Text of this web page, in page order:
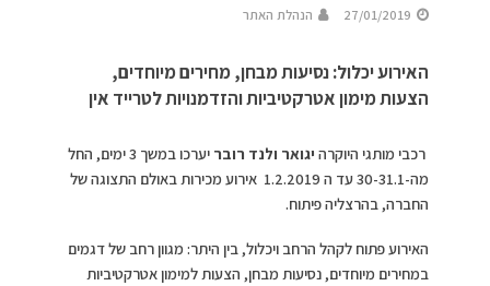
27/01/2019 הנהלת האתר
האירוע יכלול: נסיעות מבחן, מחירים מיוחדים,
הצעות מימון אטרקטיביות והזדמנויות לטרייד אין
רכבי מותגי היוקרה יגואר ולנד רובר
יערכו במשך 3 ימים, החל
מה-30-31.1 עד ה 1.2.2019 אירוע מכירות באולם התצוגה של
החברה, בהרצליה פיתוח.
האירוע פתוח לקהל הרחב ויכלול, בין היתר: מגוון רחב של דגמים
במחירים מיוחדים, נסיעות מבחן, הצעות למימון אטרקטיביות